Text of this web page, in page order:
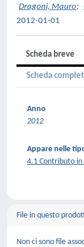
Dragoni, Mauro;
2012-01-01
Scheda breve
Scheda
Anno
2012
Appare nelle
4.1 Contributo
File in questo
Non ci sono file